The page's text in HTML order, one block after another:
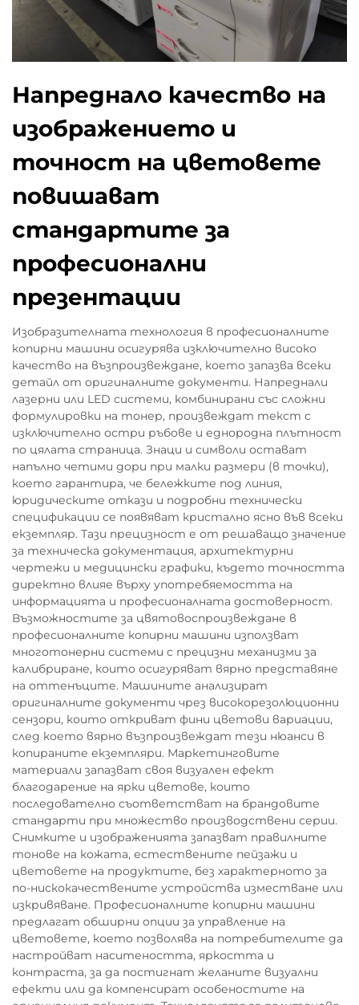
Напреднало качество на
изображението и
точност на цветовете
повишават
стандартите за
професионални
презентации
Изобразителната технология в професионалните
копирни машини осигурява изключително високо
качество на възпроизвеждане, което запазва всеки
детайл от оригиналните документи. Напреднали
лазерни или LED системи, комбинирани със сложни
формулировки на тонер, произвеждат текст с
изключително остри ръбове и еднородна плътност
по цялата страница. Знаци и символи остават
напълно четими дори при малки размери (в точки),
което гарантира, че бележките под линия,
юридическите откази и подробни технически
спецификации се появяват кристално ясно във всеки
екземпляр. Тази прецизност е от решаващо значение
за техническа документация, архитектурни
чертежи и медицински графики, където точността
директно влияе върху употребяемостта на
информацията и професионалната достоверност.
Възможностите за цвятовоспроизвеждане в
професионалните копирни машини използват
многотонерни системи с прецизни механизми за
калибриране, които осигуряват вярно представяне
на оттенъците. Машините анализират
оригиналните документи чрез високорезолюционни
сензори, които откриват фини цветови вариации,
след което вярно възпроизвеждат тези нюанси в
копираните екземпляри. Маркетинговите
материали запазват своя визуален ефект
благодарение на ярки цветове, които
последователно съответстват на брандовите
стандарти при множество производствени серии.
Снимките и изображенията запазват правилните
тонове на кожата, естествените пейзажи и
цветовете на продуктите, без характерното за
по-нискокачествените устройства изместване или
изкривяване. Професионалните копирни машини
предлагат обширни опции за управление на
цветовете, което позволява на потребителите да
настройват наситеността, яркостта и
контраста, за да постигнат желаните визуални
ефекти или да компенсират особеностите на